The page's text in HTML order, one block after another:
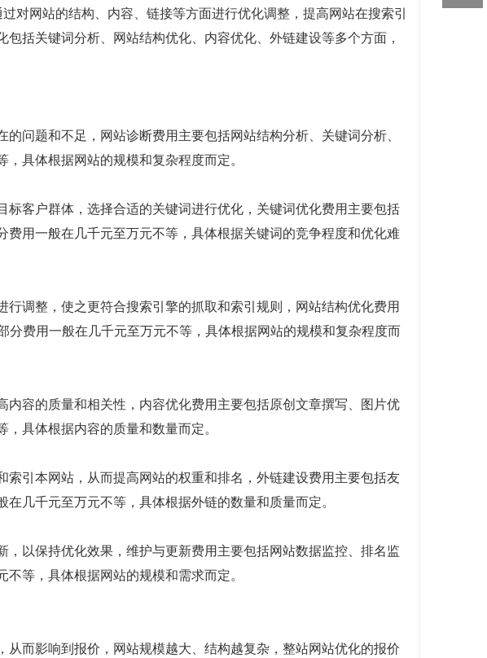
对网站的结构、内容、链接等方面进行优化调整，提高网站在搜索引
括关键词分析、网站结构优化、内容优化、外链建设等多个方面，
问题和不足，网站诊断费用主要包括网站结构分析、关键词分析、
具体根据网站的规模和复杂程度而定。
客户群体，选择合适的关键词进行优化，关键词优化费用主要包括
用一般在几千元至万元不等，具体根据关键词的竞争程度和优化难
调整，使之更符合搜索引擎的抓取和索引规则，网站结构优化费用
费用一般在几千元至万元不等，具体根据网站的规模和复杂程度而
容的质量和相关性，内容优化费用主要包括原创文章撰写、图片优
具体根据内容的质量和数量而定。
引本网站，从而提高网站的权重和排名，外链建设费用主要包括友
几千元至万元不等，具体根据外链的数量和质量而定。
以保持优化效果，维护与更新费用主要包括网站数据监控、排名监
等，具体根据网站的规模和需求而定。
而影响到报价，网站规模越大、结构越复杂，整站网站优化的报价